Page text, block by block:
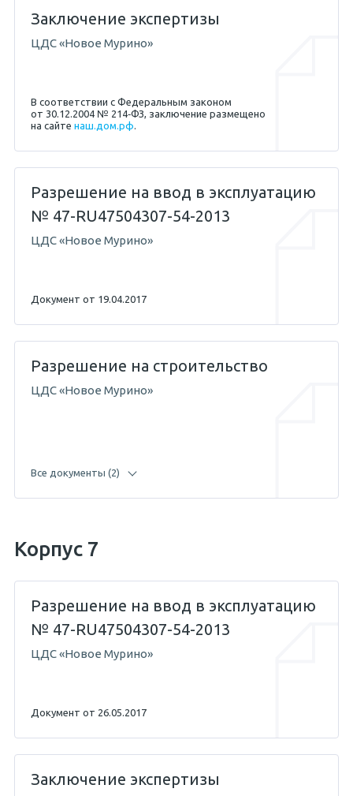
04.05.2017 — Абикенов А.М.
Заключение экспертизы
ЦДС «Новое Мурино»
В соответствии с Федеральным законом
от 30.12.2004 № 214‐ФЗ, заключение размещено
на сайте наш.дом.рф.
04.05.2017 — Абикенов А.М.
Разрешение на ввод в эксплуатацию
№ 47-RU47504307-54-2013
ЦДС «Новое Мурино»
Документ от 19.04.2017
Разрешение на строительство
ЦДС «Новое Мурино»
Все документы (2)
Корпус 7
Разрешение на ввод в эксплуатацию
№ 47-RU47504307-54-2013
ЦДС «Новое Мурино»
Документ от 26.05.2017
Заключение экспертизы